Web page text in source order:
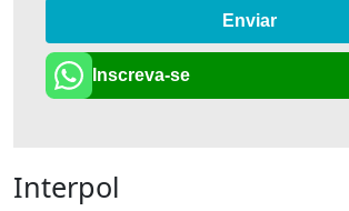
Enviar
Inscreva-se
Interpol